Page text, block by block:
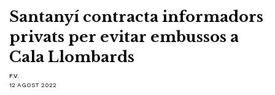
Santanyí contracta informadors
privats per evitar embussos a
Cala Llombards
F.V.
12 AGOST 2022